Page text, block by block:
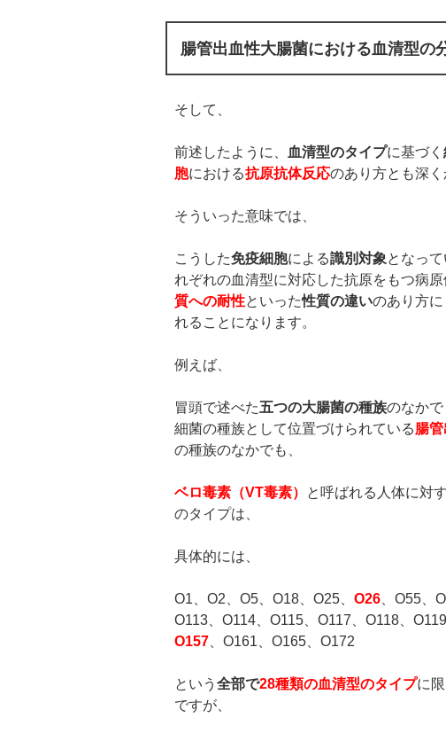
腸管出血性大腸菌における血清型の
そして、
前述したように、 血清型のタイプに基づく
胞における抗原抗体反応のあり方とも深く
そういった意味では、
こうした免疫細胞による識別対象となって
れぞれの血清型に対応した抗原をもつ病
質への耐性といった性質の違いのあり方に
れることになります。
例えば、
冒頭で述べた五つの大腸菌の種族のなか
細菌の種族として位置づけられている腸
の種族のなかでも、
ベロ毒素（VT毒素） と呼ばれる人体に対
のタイプは、
具体的には、
O1、O2、O5、O18、O25、 O26 、O55、
O113、O114、O115、O117、O118、O119
O157 、O161、O165、O172
という 全部で28種類の血清型のタイプに
ですが、